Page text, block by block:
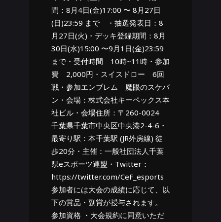
間：8月4日(金)17:00 〜 8月27日
(日)23:59 まで ・抽選発表日：8
月27日(火)・デッキ登録期間：8月
30日(水)15:00 〜9月1日(金)23:59
まで・受付時間 10時~11時・参加
費 2,000円・スイスドロー 6回
戦・参加エンブレム 魔眼のスケバ
ン・会場：株式会社キーペックス本
社ビル・会場住所：〒260-0024
千葉県千葉市中央区中央港2-4-6・
最寄り駅：本千葉駅 (JR外房線) 徒
歩20分・主催：一般社団法人千葉
県eスポーツ連盟・Twitter：
https://twitter.com/CeF_esports
参加者には大会の成績に応じて、以
下の賞品・副賞が授与されます。
参加資格 ・大会規約に同意いただ